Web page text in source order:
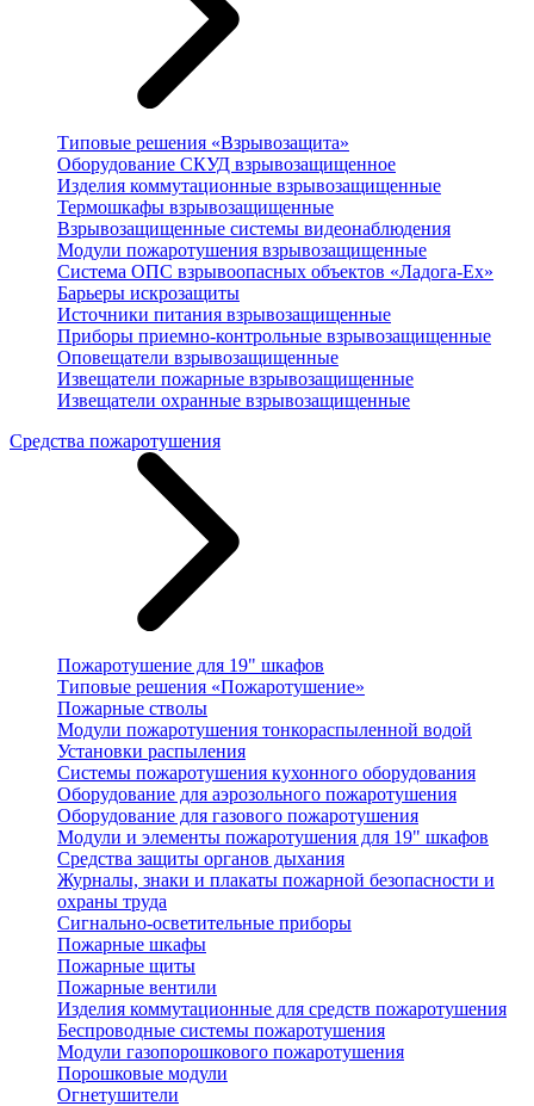
Типовые решения «Взрывозащита»
Оборудование СКУД взрывозащищенное
Изделия коммутационные взрывозащищенные
Термошкафы взрывозащищенные
Взрывозащищенные системы видеонаблюдения
Модули пожаротушения взрывозащищенные
Система ОПС взрывоопасных объектов «Ладога-Ex»
Барьеры искрозащиты
Источники питания взрывозащищенные
Приборы приемно-контрольные взрывозащищенные
Оповещатели взрывозащищенные
Извещатели пожарные взрывозащищенные
Извещатели охранные взрывозащищенные
Средства пожаротушения
Пожаротушение для 19" шкафов
Типовые решения «Пожаротушение»
Пожарные стволы
Модули пожаротушения тонкораспыленной водой
Установки распыления
Системы пожаротушения кухонного оборудования
Оборудование для аэрозольного пожаротушения
Оборудование для газового пожаротушения
Модули и элементы пожаротушения для 19" шкафов
Средства защиты органов дыхания
Журналы, знаки и плакаты пожарной безопасности и
охраны труда
Сигнально-осветительные приборы
Пожарные шкафы
Пожарные щиты
Пожарные вентили
Изделия коммутационные для средств пожаротушения
Беспроводные системы пожаротушения
Модули газопорошкового пожаротушения
Порошковые модули
Огнетушители